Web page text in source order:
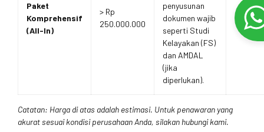
Paket
Komprehensif
(All-In)
> Rp
250.000.000
penyusunan
dokumen wajib
seperti Studi
Kelayakan (FS)
dan AMDAL
(jika
diperlukan).
Catatan: Harga di atas adalah estimasi. Untuk penawaran yang
akurat sesuai kondisi perusahaan Anda, silakan hubungi kami.